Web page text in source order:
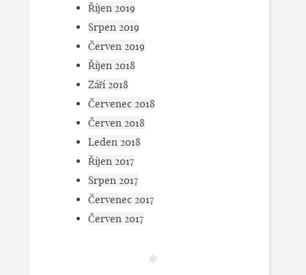
Říjen 2019
Srpen 2019
Červen 2019
Říjen 2018
Září 2018
Červenec 2018
Červen 2018
Leden 2018
Říjen 2017
Srpen 2017
Červenec 2017
Červen 2017